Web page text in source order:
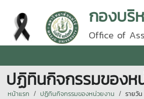
กองบริ
Office of
ปฏิทินกิจกรรมของห
หน้าแรก ปฏิทินกิจกรรมของหน่วยงาน รายวัน